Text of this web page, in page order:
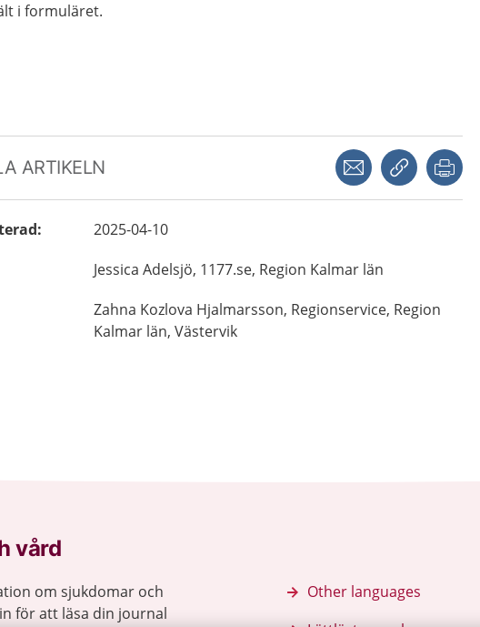
i formuläret.
ARTIKELN Dela via mejlKopiera länk
:
2025-04-10
Jessica Adelsjö, 1177.se, Region Kalmar län
Zahna Kozlova Hjalmarsson, Regionservice, Region
Kalmar län, Västervik
vård
om sjukdomar och
för att läsa din journal
Other languages